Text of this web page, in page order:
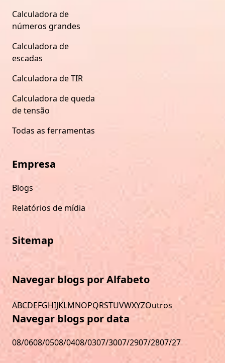
Calculadora de
números grandes
Calculadora de
escadas
Calculadora de TIR
Calculadora de queda
de tensão
Todas as ferramentas
Empresa
Blogs
Relatórios de mídia
Sitemap
Navegar blogs por Alfabeto
ABCDEFGHIJKLMNOPQRSTUVWXYZOutros
Navegar blogs por data
08/0608/0508/0408/0307/3007/2907/2807/27